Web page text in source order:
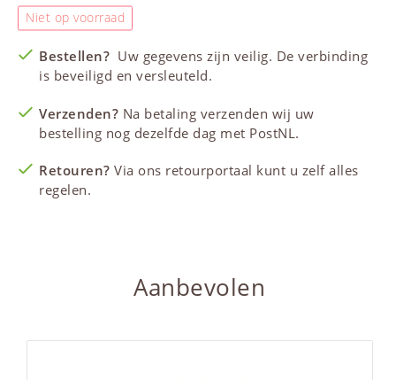
Niet op voorraad
Bestellen? Uw gegevens zijn veilig. De verbinding
is beveiligd en versleuteld.
Verzenden? Na betaling verzenden wij uw
bestelling nog dezelfde dag met PostNL.
Retouren? Via ons retourportaal kunt u zelf alles
regelen.
Aanbevolen